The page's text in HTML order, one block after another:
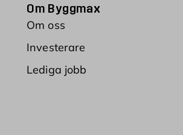
Om Byggmax
Om oss
Investerare
Lediga jobb